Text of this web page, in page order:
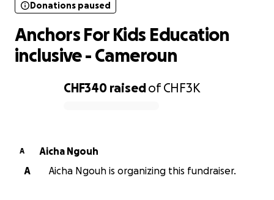
CHF340 raisedofCHF3K
Donations paused
Anchors For Kids Education
inclusive - Cameroun
A
Aicha Ngouh
A
Aicha Ngouh is organizing this fundraiser.